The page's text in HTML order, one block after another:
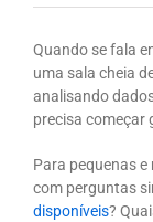
Quando se fala
uma sala cheia
analisando
precisa começar
Para pequenas
com perguntas
disponíveis?